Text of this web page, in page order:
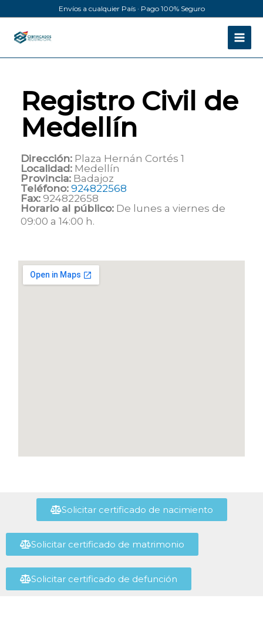
al
contenido
Envíos a cualquier País · Pago 100% Seguro
Registro Civil de
Medellín
Dirección: Plaza Hernán Cortés 1
Localidad: Medellín
Provincia: Badajoz
Teléfono: 924822568
Fax: 924822658
Horario al público: De lunes a viernes de
09:00 a 14:00 h.
Solicitar certificado de nacimiento
Solicitar certificado de matrimonio
Solicitar certificado de defunción